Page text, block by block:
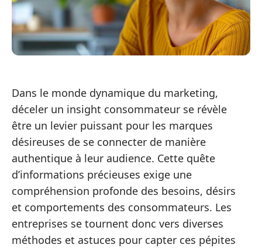
Dans le monde dynamique du marketing,
déceler un insight consommateur se révèle
être un levier puissant pour les marques
désireuses de se connecter de manière
authentique à leur audience. Cette quête
d’informations précieuses exige une
compréhension profonde des besoins, désirs
et comportements des consommateurs. Les
entreprises se tournent donc vers diverses
méthodes et astuces pour capter ces pépites